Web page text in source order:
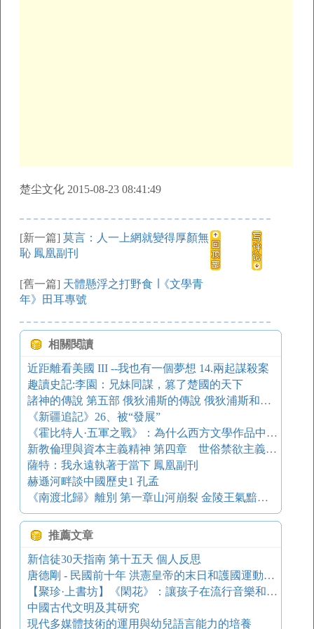
楚尘文化 2015-08-23 08:41:49
[新一篇] 莫言：人一上網就變得厚顏無
恥 鳳凰副刊
[舊一篇] 天體懸浮之打野食 ∣《文學青
年》田耳專號
相關閱讀
近距離看美國 III --我也有一個夢想 14.兩起謀殺案
趣讀史記:李園：兄妹同謀，篡了楚國的天下
諸神的傳說 第五部 俄狄浦斯的傳說 俄狄浦斯和忒修斯
《新疆追記》26、被“發展”
《霍比特人·五軍之戰》：為什么西方文學作品中被殺的總是龍
新教倫理與資本主義精神 第四章 世俗禁欲主義的宗教基礎
薩特：我永遠執著于當下 鳳凰副刊
赫遜河畔談中國歷史1 孔孟
《南渡北歸》離別 第一章山河崩裂 金陵王氣黯然收
推薦文章
新信徒30天指南 第十五天 個人反思
唐德剛 - 民國前十年 洪憲皇帝的末日和護國運動的疑團
【聚珍·上書坊】《閑花》：讓孩子在流行音樂和電影中“大漲姿勢”~
中國古代文明及其研究
現代多媒體技術的運用與幼兒語言能力的培養